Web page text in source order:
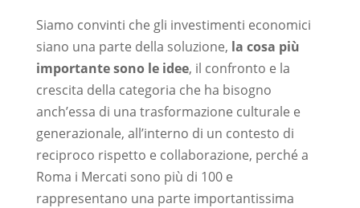
Siamo convinti che gli investimenti economici
siano una parte della soluzione, la cosa più
importante sono le idee, il confronto e la
crescita della categoria che ha bisogno
anch’essa di una trasformazione culturale e
generazionale, all’interno di un contesto di
reciproco rispetto e collaborazione, perché a
Roma i Mercati sono più di 100 e
rappresentano una parte importantissima